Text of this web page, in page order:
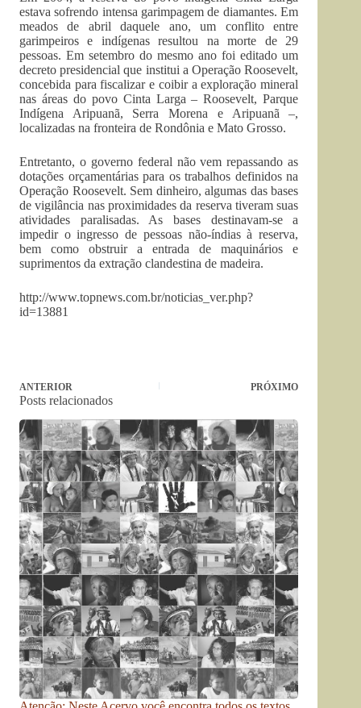
estava sofrendo intensa garimpagem de diamantes. Em
meados de abril daquele ano, um conflito entre
garimpeiros e indígenas resultou na morte de 29
pessoas. Em setembro do mesmo ano foi editado um
decreto presidencial que institui a Operação Roosevelt,
concebida para fiscalizar e coibir a exploração mineral
nas áreas do povo Cinta Larga – Roosevelt, Parque
Indígena Aripuanã, Serra Morena e Aripuanã –,
localizadas na fronteira de Rondônia e Mato Grosso.
Entretanto, o governo federal não vem repassando as
dotações orçamentárias para os trabalhos definidos na
Operação Roosevelt. Sem dinheiro, algumas das bases
de vigilância nas proximidades da reserva tiveram suas
atividades paralisadas. As bases destinavam-se a
impedir o ingresso de pessoas não-índias à reserva,
bem como obstruir a entrada de maquinários e
suprimentos da extração clandestina de madeira.
http://www.topnews.com.br/noticias_ver.php?
id=13881
ANTERIOR PRÓXIMO
Posts relacionados